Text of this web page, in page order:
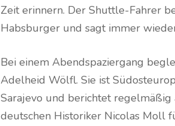
Zeit erinnern. Der Shuttle-Fahrer
Habsburger und sagt immer
Bei einem Abendspaziergang
Adelheid Wölfl. Sie ist
Sarajevo und berichtet regelmäßig
deutschen Historiker Nicolas Moll